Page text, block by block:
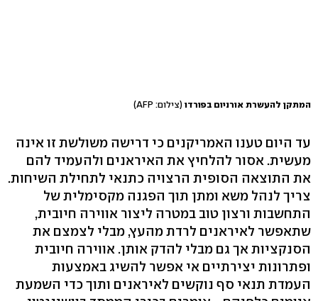
המתקן להעשרת אורניום בפורדו (צילום: AFP)
עד היום טענו האמריקנים כי דרישה משולשת זו אינה
מעשית. אסור להלחיץ את האיראנים ולהעמיד להם
את התוצאה הסופית הרצויה כתנאי לתחילת השיחות.
צריך לנהל משא ומתן תוך הפגנה מקסימלית של
התחשבות ורצון טוב במטרה ליצור אווירה חיובית,
שתאפשר לאיראנים לרדת מהעץ, מבלי לצמצם את
הסנקציות אך גם מבלי להדק אותן. אווירה חיובית
ופתרונות יצירתיים אי אפשר להשיג באמצעות
העמדת תנאי סף נוקשים לאיראנים ותוך כדי השמעת